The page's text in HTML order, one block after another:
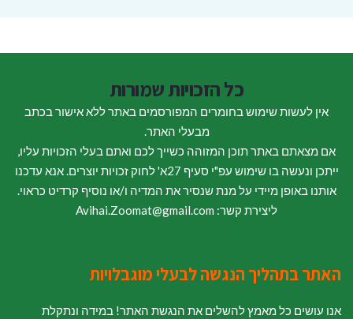
כל הזכויות שמורות
אין לעשות שימוש בחומרים המפורסמים באתר ללא אישור בכתב
מבעלי האתר.
אם מצאתם באתר תוכן המזוהה כשייך לכם ואתם בעלי הזכויות עליו,
ייתכן ונעשה בו שימוש עפ"י סעיף 27א' לחוק זכויות יוצרים. אנא עדכנו
אותנו באופן מיידי על מנת שנסיר את המדיה ו/או נוסיף קרדיט כראוי.
ליצירת קשר: Avihai.Zoomat@gmail.com
האתר בתהליך הנגשה לבעלי מוגבלויות
אנו עושים כל מאמץ להשלים את הנגשת האתר! במידה ונתקלת